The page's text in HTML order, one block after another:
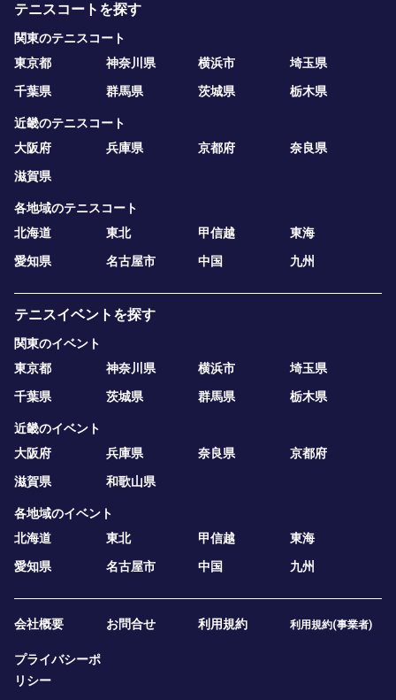
テニスコートを探す
関東のテニスコート
東京都
神奈川県 横浜市
埼玉県
千葉県
群馬県 茨城県 栃木県
近畿のテニスコート
大阪府
兵庫県 京都府
奈良県
滋賀県
各地域のテニスコート
北海道
東北 甲信越
東海
愛知県
名古屋市 中国 九州
テニスイベントを探す
関東のイベント
東京都
神奈川県 横浜市
埼玉県
千葉県
茨城県 群馬県 栃木県
近畿のイベント
大阪府
兵庫県 奈良県
京都府
滋賀県
和歌山県
各地域のイベント
北海道
東北 甲信越
東海
愛知県
名古屋市 中国 九州
会社概要 お問合せ 利用規約 利用規約(事業者)
プライバシーポ
リシー